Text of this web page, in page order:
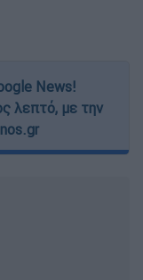
News!
λεπτό, με την